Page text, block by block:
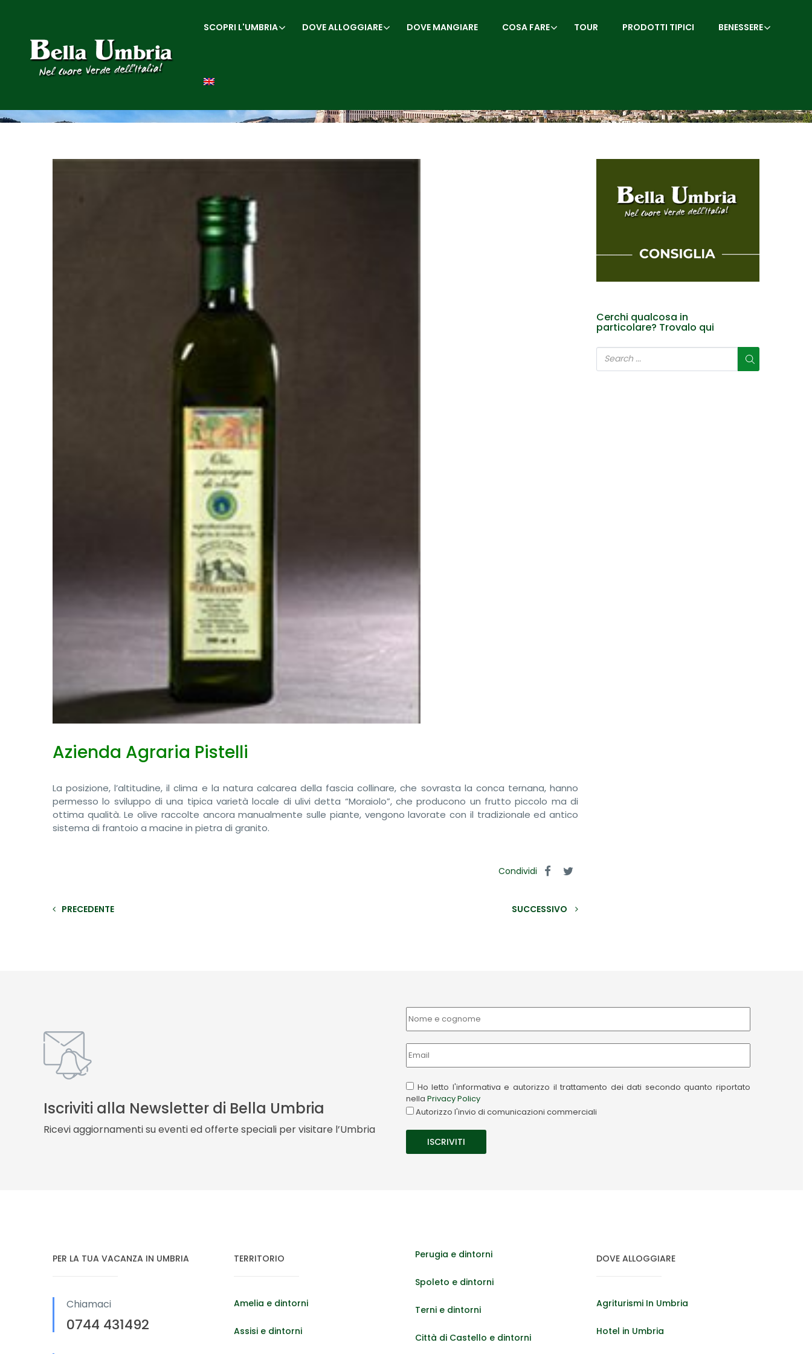
SCOPRI L'UMBRIA DOVE ALLOGGIARE DOVE MANGIARE COSA FARE TOUR PRODOTTI TIPICI BENESSERE
Azienda Agraria Pistelli
La posizione, l’altitudine, il clima e la natura calcarea della fascia collinare, che sovrasta la conca ternana, hanno
permesso lo sviluppo di una tipica varietà locale di ulivi detta “Moraiolo”, che producono un frutto piccolo ma di
ottima qualità. Le olive raccolte ancora manualmente sulle piante, vengono lavorate con il tradizionale ed antico
sistema di frantoio a macine in pietra di granito.
Condividi
PRECEDENTE SUCCESSIVO
Cerchi qualcosa in
particolare? Trovalo qui
Iscriviti alla Newsletter di Bella Umbria
Ricevi aggiornamenti su eventi ed offerte speciali per visitare l’Umbria
Ho letto l'informativa e autorizzo il trattamento dei dati secondo quanto riportato
nella Privacy Policy
Autorizzo l'invio di comunicazioni commerciali
PER LA TUA VACANZA IN UMBRIA
Chiamaci
0744 431492
TERRITORIO
Amelia e dintorni
Assisi e dintorni
Perugia e dintorni
Spoleto e dintorni
Terni e dintorni
Città di Castello e dintorni
DOVE ALLOGGIARE
Agriturismi In Umbria
Hotel in Umbria